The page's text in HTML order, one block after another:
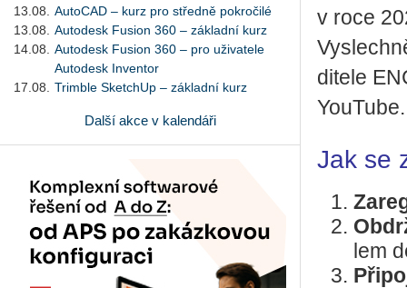
13.08.
AutoCAD – kurz pro středně pokročilé
13.08.
Autodesk Fusion 360 – základní kurz
14.08.
Autodesk Fusion 360 – pro uživatele
Autodesk Inventor
17.08.
Trimble SketchUp – základní kurz
Další akce v kalendáři
v roce
di­te­le
You­Tu­be.
Jak se
lem